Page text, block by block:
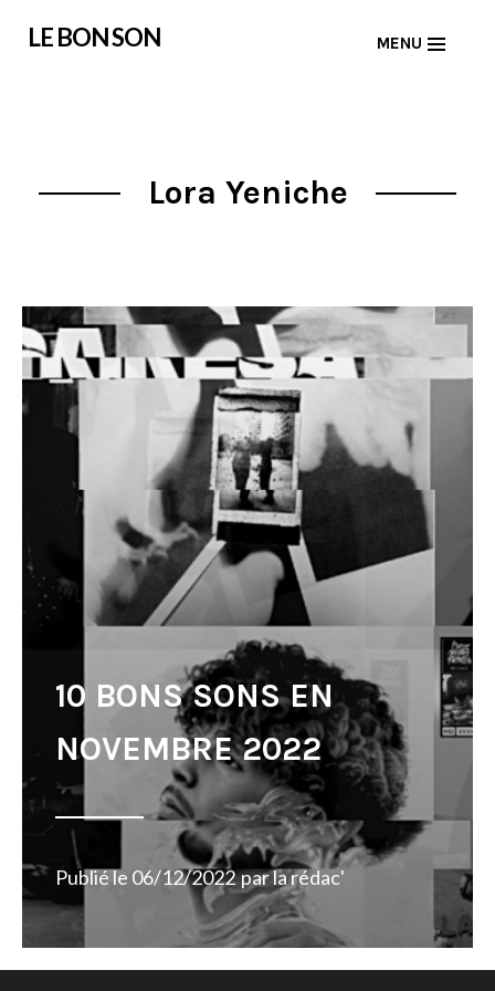
LE BON SON MENU
Lora Yeniche
10 BONS SONS EN
NOVEMBRE 2022
Publié le 06/12/2022 parla rédac'